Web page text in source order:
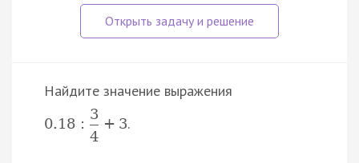
Найдите значение выражения
0.18 :
3
4
+ 3.